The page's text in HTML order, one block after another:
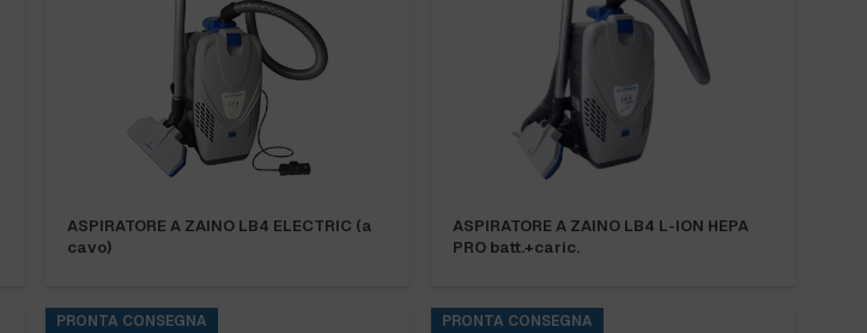
ASPIRATORE A ZAINO LB4 ELECTRIC (a
cavo)
ASPIRATORE A ZAINO LB4 L-ION HEPA
PRO batt.+caric.
PRONTA CONSEGNA PRONTA CONSEGNA